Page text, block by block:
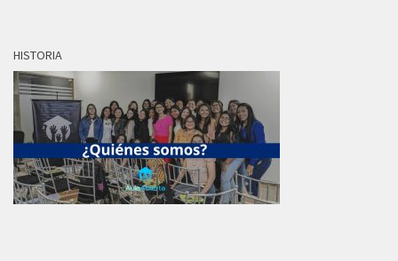
HISTORIA